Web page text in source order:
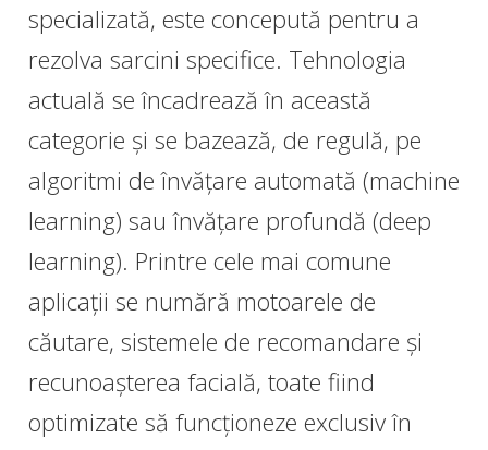
specializată, este concepută pentru a
rezolva sarcini specifice. Tehnologia
actuală se încadrează în această
categorie și se bazează, de regulă, pe
algoritmi de învățare automată (machine
learning) sau învățare profundă (deep
learning). Printre cele mai comune
aplicații se numără motoarele de
căutare, sistemele de recomandare și
recunoașterea facială, toate fiind
optimizate să funcționeze exclusiv în